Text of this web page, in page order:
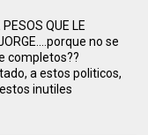
QUE LE
no se
completos??
a estos politicos,
inutiles